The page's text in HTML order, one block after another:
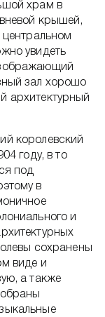
храм в
крышей,
увидеть
зал хорошо
архитектурный
королевский
году, в то
под
в
и
сохранены
виде и
а также